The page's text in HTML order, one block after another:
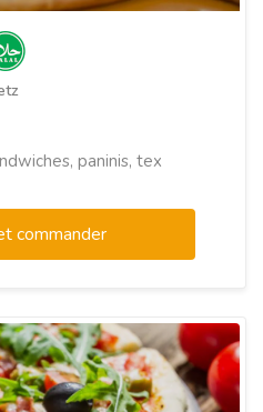
paninis, tex
commander